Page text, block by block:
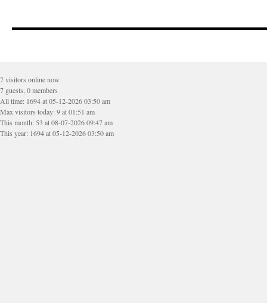
7 visitors online now
7 guests, 0 members
All time: 1694 at 05-12-2026 03:50 am
Max visitors today: 9 at 01:51 am
This month: 53 at 08-07-2026 09:47 am
This year: 1694 at 05-12-2026 03:50 am